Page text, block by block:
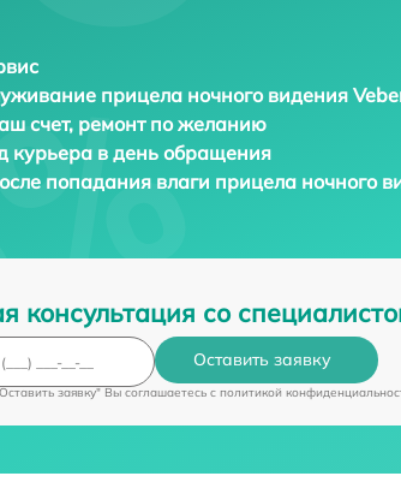
прицела ночного видения
счет, ремонт по желанию
курьера в день обращения
попадания влаги прицела ночного
консультация со
Оставить заявку
заявку" Вы соглашаетесь c политикой